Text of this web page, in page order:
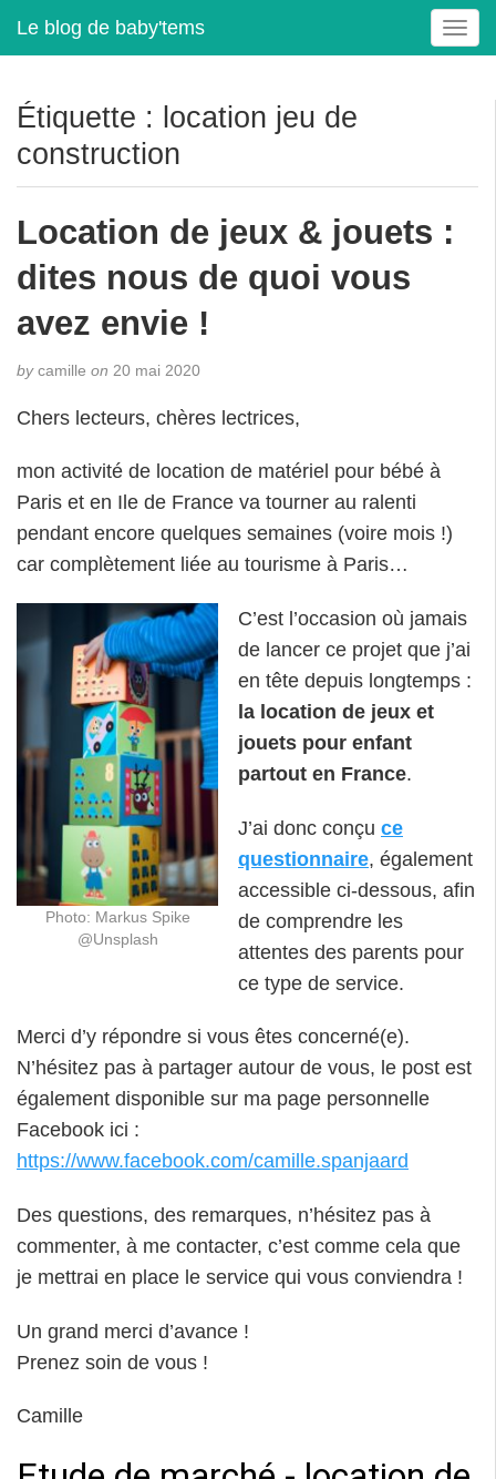
Le blog de baby'tems
T
o
Étiquette : location jeu de
construction
Location de jeux & jouets :
dites nous de quoi vous
avez envie !
bycamille on 20 mai 2020
Chers lecteurs, chères lectrices,
mon activité de location de matériel pour bébé à
Paris et en Ile de France va tourner au ralenti
pendant encore quelques semaines (voire mois !)
car complètement liée au tourisme à Paris…
Photo: Markus Spike
@Unsplash
C’est l’occasion où jamais
de lancer ce projet que j’ai
en tête depuis longtemps :
la location de jeux et
jouets pour enfant
partout en France.
J’ai donc conçu ce
questionnaire, également
accessible ci-dessous, afin
de comprendre les
attentes des parents pour
ce type de service.
Merci d’y répondre si vous êtes concerné(e).
N’hésitez pas à partager autour de vous, le post est
également disponible sur ma page personnelle
Facebook ici :
https://www.facebook.com/camille.spanjaard
Des questions, des remarques, n’hésitez pas à
commenter, à me contacter, c’est comme cela que
je mettrai en place le service qui vous conviendra !
Un grand merci d’avance !
Prenez soin de vous !
Camille